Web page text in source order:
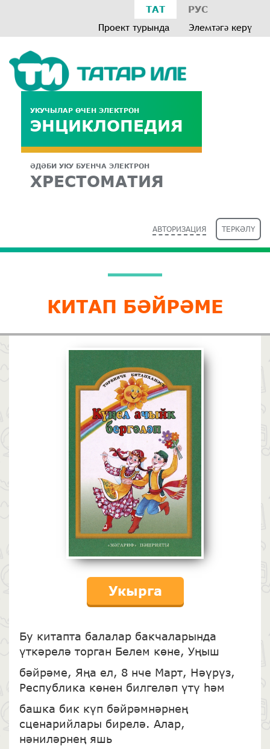
ТАТ РУС
Проект турында Элемтәгә керү
УКУЧЫЛАР ӨЧЕН ЭЛЕКТРОН
ЭНЦИКЛОПЕДИЯ
ӘДӘБИ УКУ БУЕНЧА ЭЛЕКТРОН
ХРЕСТОМАТИЯ
АВТОРИЗАЦИЯ ТЕРКӘЛҮ
КИТАП БӘЙРӘМЕ
Укырга
Бу китапта балалар бакчаларында
үткәрелә торган Белем көне, Уңыш
бәйрәме, Яңа ел, 8 нче Март, Нәүрүз,
Республика көнен билгеләп үтү һәм
башка бик күп бәйрәмнәрнең
сценарийлары бирелә. Алар,
нәниләрнең яшь